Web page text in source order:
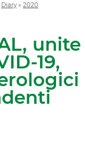
Diary» 2020
unite
19,